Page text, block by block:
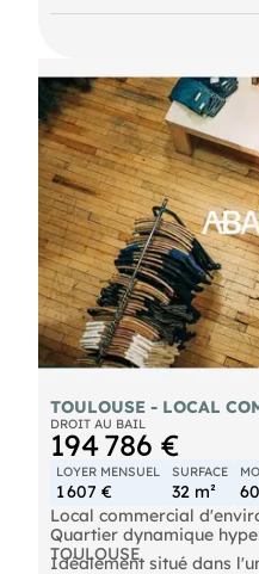
Excellent, prêt à
Toutes activités sans
300. 000 € FAI ● Mandat
TOULOUSE - LOCAL
DROIT AU BAIL
194 786 €
LOYER MENSUEL
1 607 €
SURFACE
32 m²
Local commercial
Quartier dynamique
TOULOUSE
Idéalement situé dans